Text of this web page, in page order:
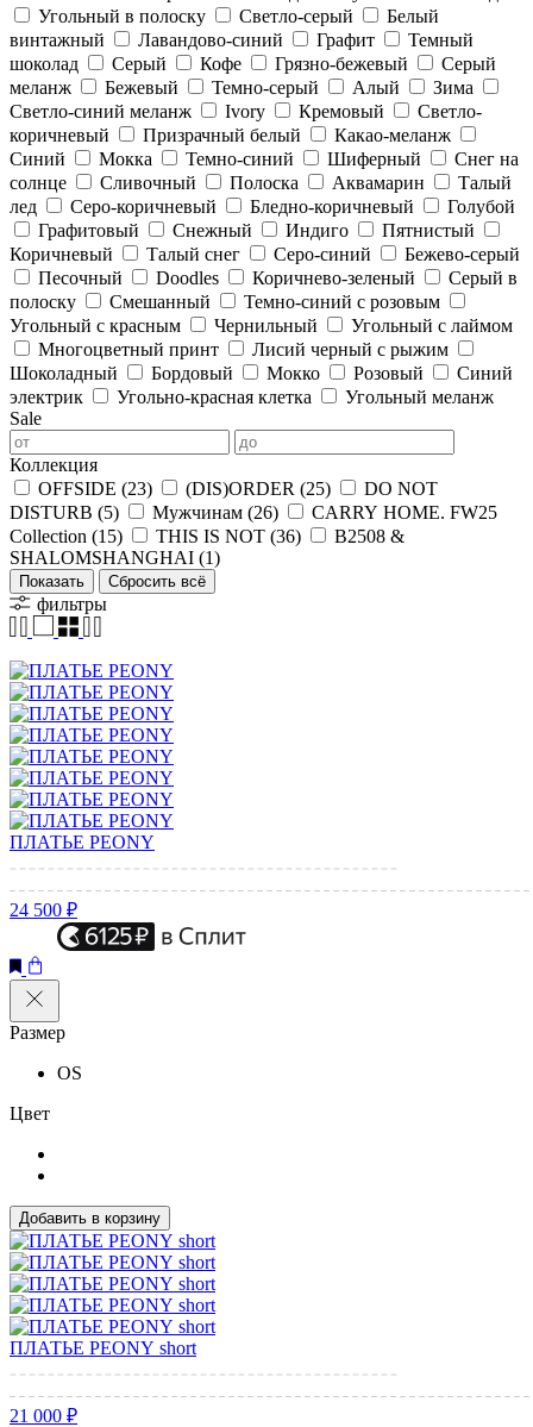
Угольный в полоску
Светло-серый
Белый
винтажный
Лавандово-синий Графит
Темный
шоколад
Серый Кофе Грязно-бежевый
Серый
меланж
Бежевый Темно-серый Алый
Зима
Светло-синий меланж
Ivory Кремовый
Светло-
коричневый
Призрачный белый
Какао-меланж
Синий
Мокка Темно-синий Шиферный
Снег на
солнце
Сливочный Полоска Аквамарин
Талый
лед
Серо-коричневый Бледно-коричневый
Голубой
Графитовый
Снежный Индиго
Пятнистый
Коричневый
Талый снег Серо-синий
Бежево-серый
Песочный
Doodles Коричнево-зеленый
Серый в
полоску
Смешанный
Темно-синий с розовым
Угольный с красным
Чернильный
Угольный с лаймом
Многоцветный принт
Лисий черный с рыжим
Шоколадный
Бордовый Мокко Розовый
Синий
электрик
Угольно-красная клетка
Угольный меланж
Sale
Коллекция
OFFSIDE (23) (DIS)ORDER (25)
DO NOT
DISTURB (5) Мужчинам (26)
CARRY HOME. FW25
Collection (15) THIS IS NOT (36)
B2508 &
SHALOMSHANGHAI (1)
Показать
фильтры
ПЛАТЬЕ PEONY
24 500 ₽
Размер
OS
Цвет
Добавить в корзину
ПЛАТЬЕ PEONY short
21 000 ₽